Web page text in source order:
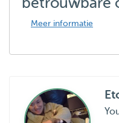
Meer informatie